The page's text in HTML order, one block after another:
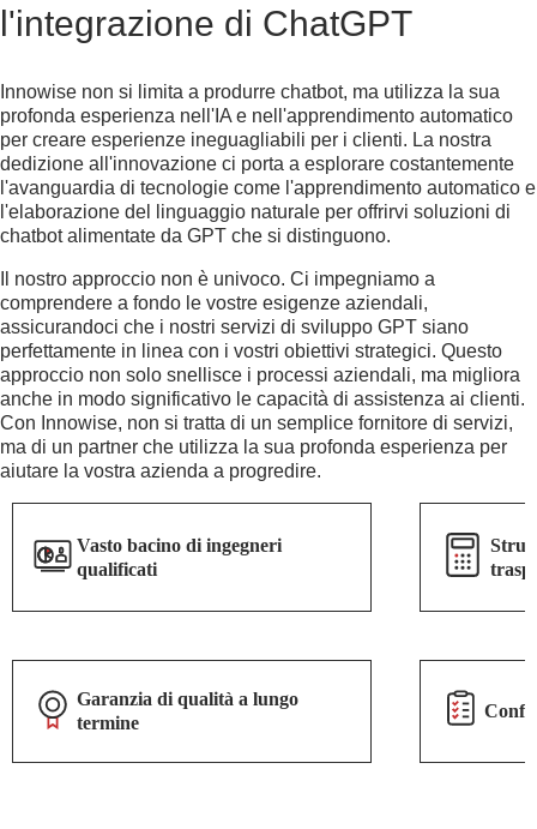
l'integrazione di ChatGPT
Innowise non si limita a produrre chatbot, ma utilizza la sua
profonda esperienza nell'IA e nell'apprendimento automatico
per creare esperienze ineguagliabili per i clienti. La nostra
dedizione all'innovazione ci porta a esplorare costantemente
l'avanguardia di tecnologie come l'apprendimento automatico e
l'elaborazione del linguaggio naturale per offrirvi soluzioni di
chatbot alimentate da GPT che si distinguono.
Il nostro approccio non è univoco. Ci impegniamo a
comprendere a fondo le vostre esigenze aziendali,
assicurandoci che i nostri servizi di sviluppo GPT siano
perfettamente in linea con i vostri obiettivi strategici. Questo
approccio non solo snellisce i processi aziendali, ma migliora
anche in modo significativo le capacità di assistenza ai clienti.
Con Innowise, non si tratta di un semplice fornitore di servizi,
ma di un partner che utilizza la sua profonda esperienza per
aiutare la vostra azienda a progredire.
Vasto bacino di ingegneri
qualificati
Garanzia di qualità a lungo
termine